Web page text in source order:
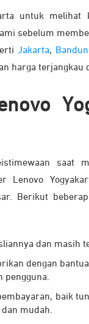
untuk
sebelum
Jakarta,
harga terjangkau
saat
Lenovo
Berikut
dan masih
dengan
pengguna.
baik
mudah.